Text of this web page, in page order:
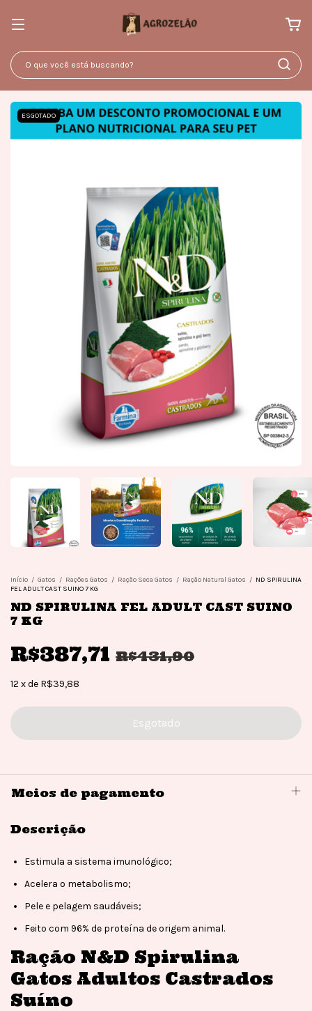
ESGOTADO
Início / Gatos / Rações Gatos / Ração Seca Gatos / Ração Natural Gatos / ND SPIRULINA
FEL ADULT CAST SUINO 7 KG
ND SPIRULINA FEL ADULT CAST SUINO
7 KG
R$387,71 R$431,90
12 xde R$39,88
Meios de pagamento
Descrição
Estimula a sistema imunológico;
Acelera o metabolismo;
Pele e pelagem saudáveis;
Feito com 96% de proteína de origem animal.
Ração N&D Spirulina
Gatos Adultos Castrados
Suíno